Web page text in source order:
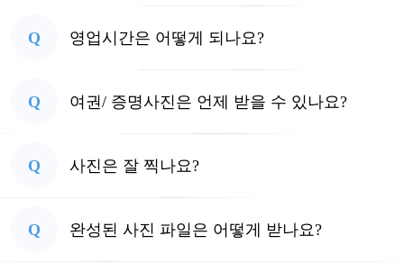
Q 영업시간은 어떻게 되나요?
Q 여권/ 증명사진은 언제 받을 수 있나요?
Q 사진은 잘 찍나요?
Q 완성된 사진 파일은 어떻게 받나요?